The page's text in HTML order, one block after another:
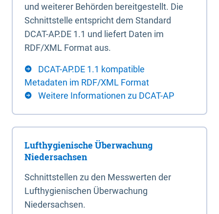
und weiterer Behörden bereitgestellt. Die
Schnittstelle entspricht dem Standard
DCAT-AP.DE 1.1 und liefert Daten im
RDF/XML Format aus.
DCAT-AP.DE 1.1 kompatible
Metadaten im RDF/XML Format
Weitere Informationen zu DCAT-AP
Lufthygienische Überwachung
Niedersachsen
Schnittstellen zu den Messwerten der
Lufthygienischen Überwachung
Niedersachsen.